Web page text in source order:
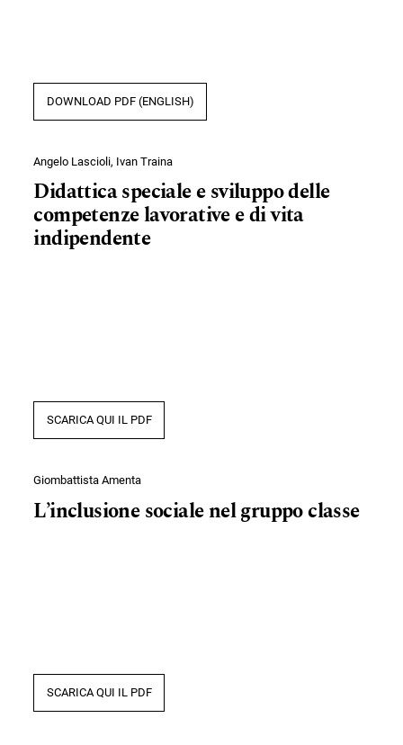
DOWNLOAD PDF (ENGLISH)
Angelo Lascioli, Ivan Traina
Didattica speciale e sviluppo delle
competenze lavorative e di vita
indipendente
SCARICA QUI IL PDF
Giombattista Amenta
L’inclusione sociale nel gruppo classe
SCARICA QUI IL PDF